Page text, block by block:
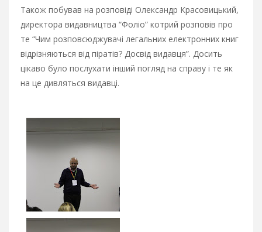
Також побував на розповіді Олександр Красовицький,
директора видавництва “Фоліо” котрий розповів про
те “Чим розповсюджувачі легальних електронних книг
відрізняються від піратів? Досвід видавця”. Досить
цікаво було послухати інший погляд на справу і те як
на це дивляться видавці.